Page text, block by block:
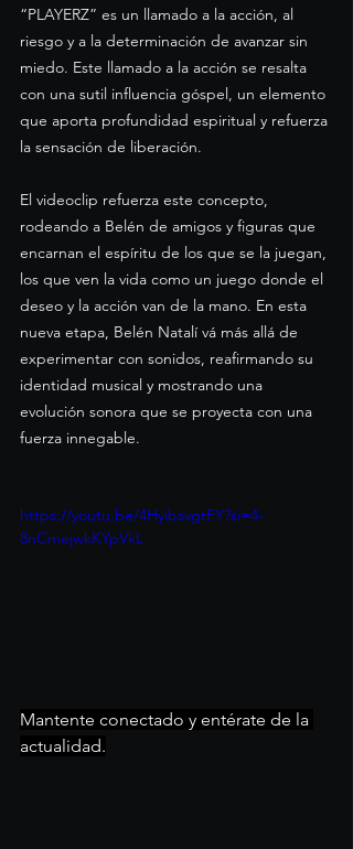
“PLAYERZ” es un llamado a la acción, al
riesgo y a la determinación de avanzar sin
miedo. Este llamado a la acción se resalta
con una sutil influencia góspel, un elemento
que aporta profundidad espiritual y refuerza
la sensación de liberación.
El videoclip refuerza este concepto,
rodeando a Belén de amigos y figuras que
encarnan el espíritu de los que se la juegan,
los que ven la vida como un juego donde el
deseo y la acción van de la mano. En esta
nueva etapa, Belén Natalí vá más allá de
experimentar con sonidos, reafirmando su
identidad musical y mostrando una
evolución sonora que se proyecta con una
fuerza innegable.
https://youtu.be/4HyibsvgtFY?si=4-
8nCmejwkKYpVkL
Mantente conectado y entérate de la
actualidad.